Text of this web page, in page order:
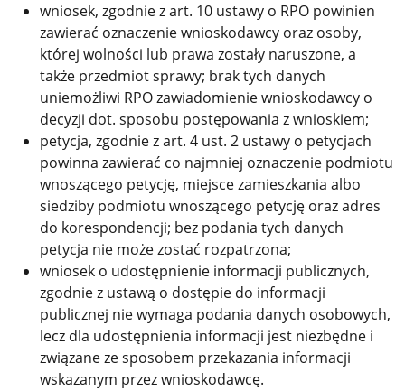
wniosek, zgodnie z art. 10 ustawy o RPO powinien
zawierać oznaczenie wnioskodawcy oraz osoby,
której wolności lub prawa zostały naruszone, a
także przedmiot sprawy; brak tych danych
uniemożliwi RPO zawiadomienie wnioskodawcy o
decyzji dot. sposobu postępowania z wnioskiem;
petycja, zgodnie z art. 4 ust. 2 ustawy o petycjach
powinna zawierać co najmniej oznaczenie podmiotu
wnoszącego petycję, miejsce zamieszkania albo
siedziby podmiotu wnoszącego petycję oraz adres
do korespondencji; bez podania tych danych
petycja nie może zostać rozpatrzona;
wniosek o udostępnienie informacji publicznych,
zgodnie z ustawą o dostępie do informacji
publicznej nie wymaga podania danych osobowych,
lecz dla udostępnienia informacji jest niezbędne i
związane ze sposobem przekazania informacji
wskazanym przez wnioskodawcę.